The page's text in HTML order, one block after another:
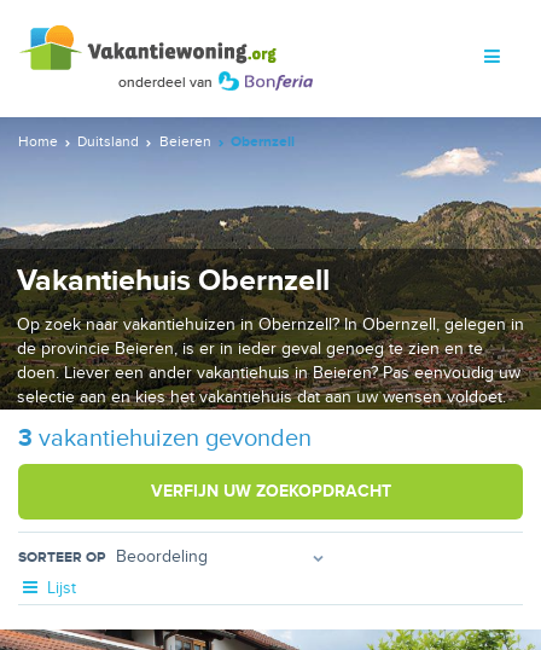
Home Duitsland Beieren Obernzell
Vakantiehuis Obernzell
Op zoek naar vakantiehuizen in Obernzell? In Obernzell, gelegen in
de provincie Beieren, is er in ieder geval genoeg te zien en te
doen. Liever een ander vakantiehuis in Beieren? Pas eenvoudig uw
selectie aan en kies het vakantiehuis dat aan uw wensen voldoet.
3 vakantiehuizen gevonden
VERFIJN UW ZOEKOPDRACHT
SORTEER OP
Lijst